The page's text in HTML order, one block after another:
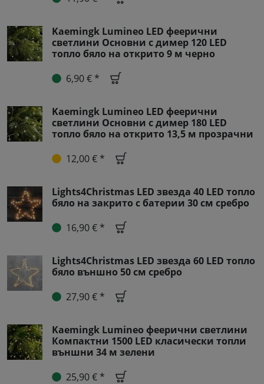
Kaemingk Lumineo LED феерични
светлини Основни с димер 120 LED
топло бяло на открито 9 м черно
6,90 € *
Kaemingk Lumineo LED феерични
светлини Основни с димер 180 LED
топло бяло на открито 13,5 м прозрачни
12,00 € *
Lights4Christmas LED звезда 40 LED топло
бяло на закрито с батерии 30 см сребро
16,90 € *
Lights4Christmas LED звезда 60 LED топло
бяло външно 50 см сребро
27,90 € *
Kaemingk Lumineo феерични светлини
Компактни 1500 LED класически топли
външни 34 м зелени
25,90 € *